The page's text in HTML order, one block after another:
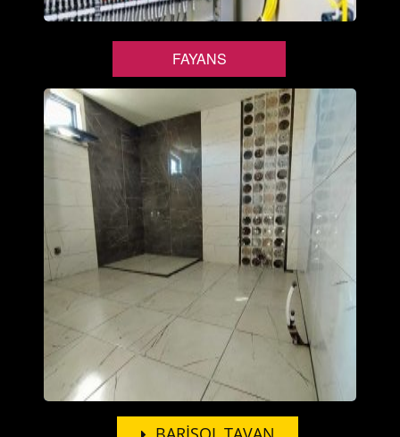
FAYANS